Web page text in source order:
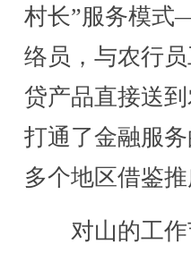
村长”服务模
络员，与农行
贷产品直接送
打通了金融服
多个地区借鉴推
对山的工作